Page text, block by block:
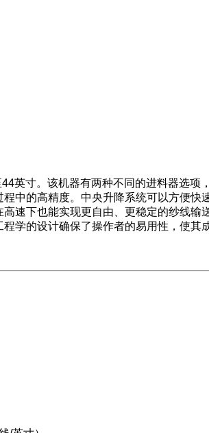
英寸。该机器有两种不同的进料器选
中的高精度。中央升降系统可以方便
速下也能实现更自由、更稳定的纱线
学的设计确保了操作者的易用性，使其